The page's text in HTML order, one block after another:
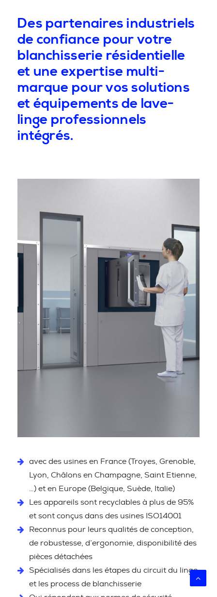
Des partenaires industriels
de confiance pour votre
blanchisserie résidentielle
et une expertise multi-
marque pour vos solutions
et équipements de lave-
linge professionnels
intégrés.
avec des usines en France (Troyes, Grenoble,
Lyon, Châlons en Champagne, Saint Etienne,
…) et en Europe (Belgique, Suède, Italie)
Les appareils sont recyclables à plus de 95%
et sont conçus dans des usines ISO14001
Reconnus pour leurs qualités de conception,
de robustesse, d’ergonomie, disponibilité des
pièces détachées
Spécialisés dans les étapes du circuit du linge
et les process de blanchisserie